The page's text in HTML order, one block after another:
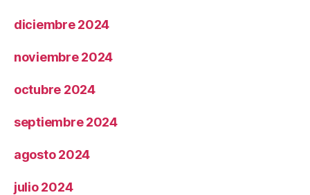
diciembre 2024
noviembre 2024
octubre 2024
septiembre 2024
agosto 2024
julio 2024